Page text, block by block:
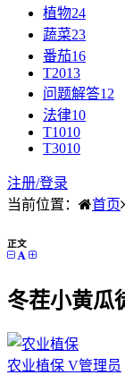
植物24
蔬菜23
番茄16
T2013
问题解答12
法律10
T1010
T3010
注册/登录
当前位置：
首页
正文
冬茬小黄瓜
农业植保 V管理员